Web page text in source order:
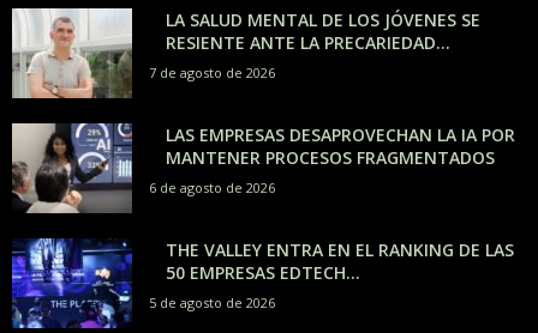
LA SALUD MENTAL DE LOS JÓVENES SE
RESIENTE ANTE LA PRECARIEDAD...
7 de agosto de 2026
LAS EMPRESAS DESAPROVECHAN LA IA POR
MANTENER PROCESOS FRAGMENTADOS
6 de agosto de 2026
THE VALLEY ENTRA EN EL RANKING DE LAS
50 EMPRESAS EDTECH...
5 de agosto de 2026